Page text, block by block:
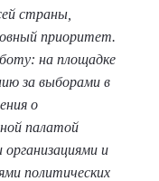
страны,
приоритет.
на площадке
за выборами в
о
палатой
и
политических